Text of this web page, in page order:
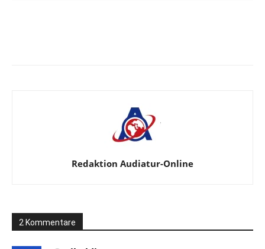
Redaktion Audiatur-Online
2 Kommentare